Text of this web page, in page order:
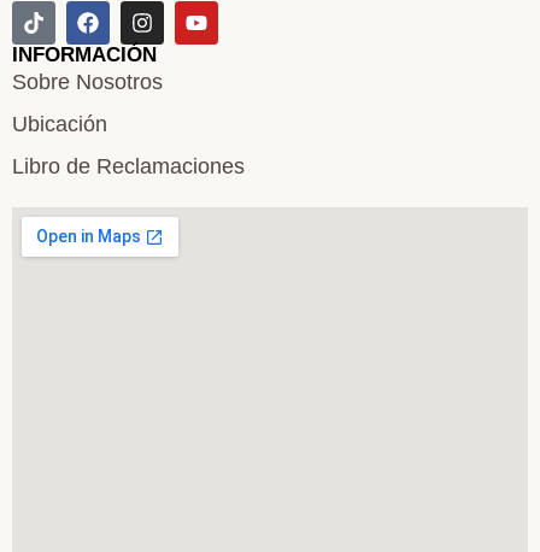
INFORMACIÓN
Sobre Nosotros
Ubicación
Libro de Reclamaciones